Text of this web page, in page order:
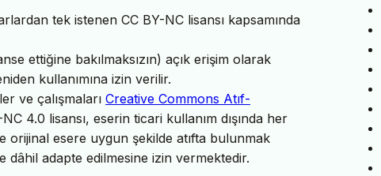
tek istenen CC BY-NC lisansı kapsamında
ettiğine bakılmaksızın) açık erişim olarak
kullanımına izin verilir.
ve çalışmaları Creative Commons Atıf-
4.0 lisansı, eserin ticari kullanım dışında her
orijinal esere uygun şekilde atıfta bulunmak
adapte edilmesine izin vermektedir.